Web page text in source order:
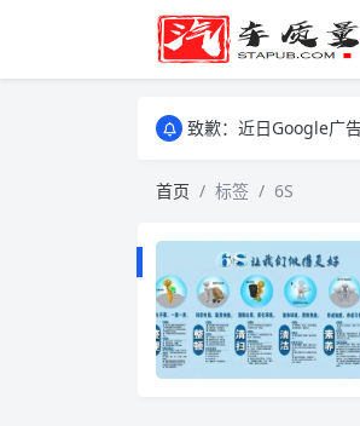
致歉：近日Google广
致歉：近日Google广
首页 标签 6S